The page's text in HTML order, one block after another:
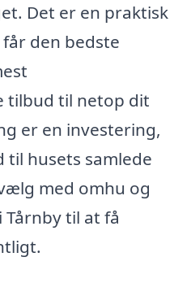
Det er en praktisk
den bedste
tilbud til netop dit
er en investering,
til husets samlede
med omhu og
til at få